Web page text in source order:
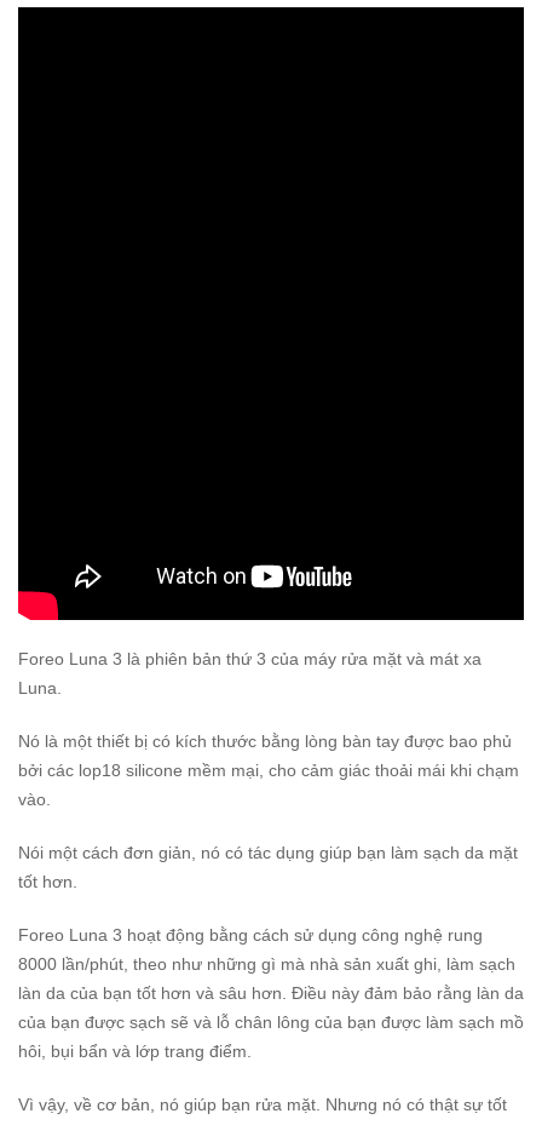
Foreo Luna 3 là phiên bản thứ 3 của máy rửa mặt và mát xa
Luna.
Nó là một thiết bị có kích thước bằng lòng bàn tay được bao phủ
bởi các lop18 silicone mềm mại, cho cảm giác thoải mái khi chạm
vào.
Nói một cách đơn giản, nó có tác dụng giúp bạn làm sạch da mặt
tốt hơn.
Foreo Luna 3 hoạt động bằng cách sử dụng công nghệ rung
8000 lần/phút, theo như những gì mà nhà sản xuất ghi, làm sạch
làn da của bạn tốt hơn và sâu hơn. Điều này đảm bảo rằng làn da
của bạn được sạch sẽ và lỗ chân lông của bạn được làm sạch mồ
hôi, bụi bẩn và lớp trang điểm.
Vì vậy, về cơ bản, nó giúp bạn rửa mặt. Nhưng nó có thật sự tốt